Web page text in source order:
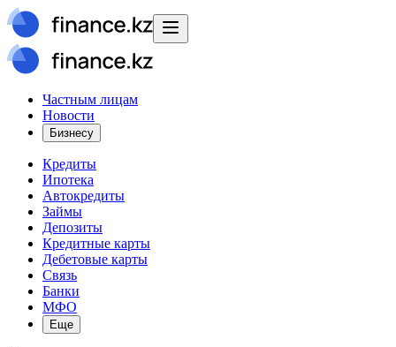
Частным лицам
Новости
Бизнесу
Кредиты
Ипотека
Автокредиты
Займы
Депозиты
Кредитные карты
Дебетовые карты
Связь
Банки
МФО
Еще